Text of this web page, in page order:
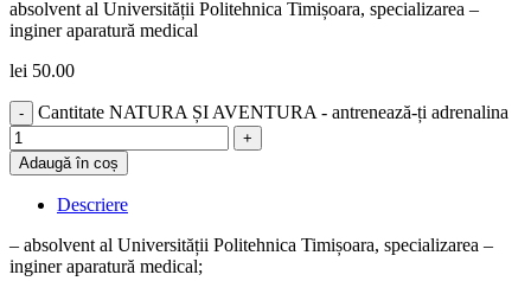
absolvent al Universității Politehnica Timișoara, specializarea –
inginer aparatură medical
lei 50.00
Cantitate NATURA ȘI AVENTURA - antrenează-ți adrenalina
Adaugă în coș
Descriere
– absolvent al Universității Politehnica Timișoara, specializarea –
inginer aparatură medical;